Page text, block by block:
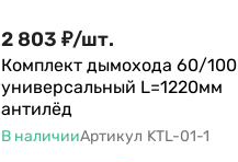
2 803 ₽/шт.
Комплект дымохода 60/100
универсальный L=1220мм
антилёд
В наличииАртикул KTL-01-1